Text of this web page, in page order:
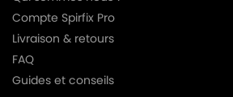
MIELE
MIELE S2131
MIELE
MIELE
MIELE S227
Compte Spirfix Pro
Livraison & retours
FAQ
Guides et conseils